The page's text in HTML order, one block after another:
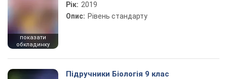
показати
обкладинку
Рік: 2019
Опис: Рівень стандарту
Підручники Біологія 9 клас